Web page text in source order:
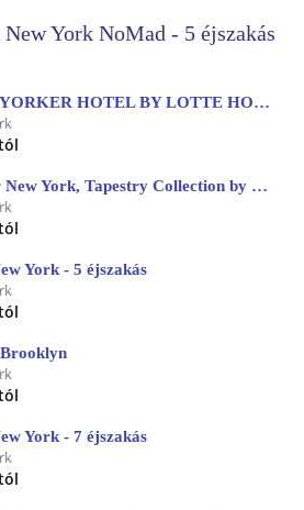
York NoMad - 5 éjszakás
THE NEW YORKER HOTEL BY LOTTE HOTELS
The Draper New York, Tapestry Collection by Hilton
York - 5 éjszakás
York - 7 éjszakás